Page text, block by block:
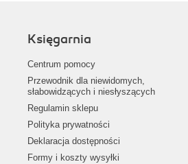
Księgarnia
Centrum pomocy
Przewodnik dla niewidomych,
słabowidzących i niesłyszących
Regulamin sklepu
Polityka prywatności
Deklaracja dostępności
Formy i koszty wysyłki